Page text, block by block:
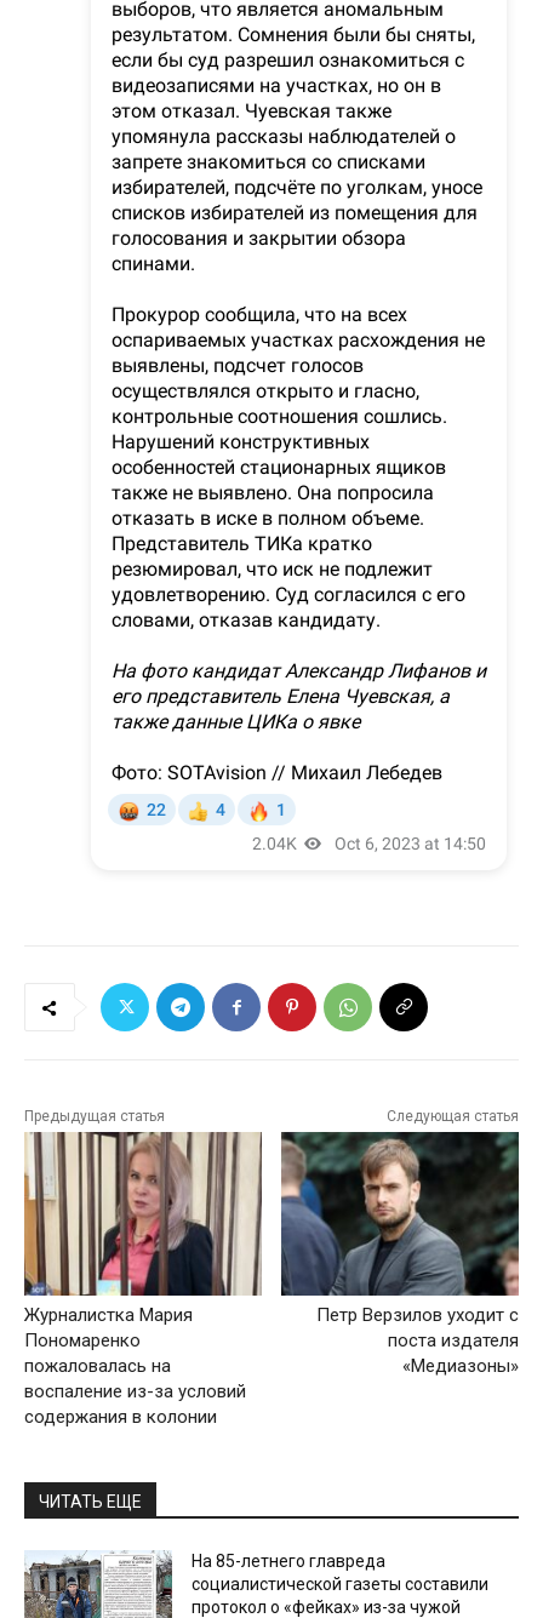
Предыдущая статья
Журналистка Мария
Пономаренко
пожаловалась на
воспаление из-за условий
содержания в колонии
Следующая статья
Петр Верзилов уходит с
поста издателя
«Медиазоны»
ЧИТАТЬ ЕЩЕ
На 85-летнего главреда
социалистической газеты составили
протокол о «фейках» из-за чужой